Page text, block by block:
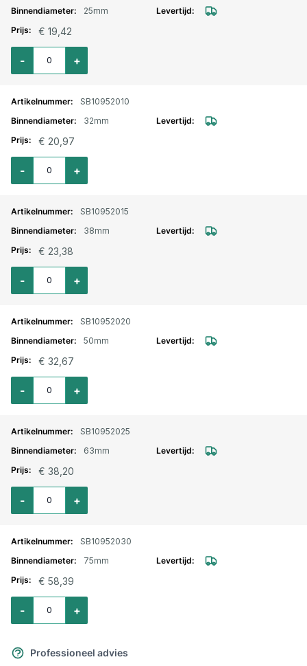
25mm
€ 19,42
Aantal voor Olie zuig/persslang 10 bar 25mm
+
-
SB10952010
32mm
€ 20,97
Aantal voor Olie zuig/persslang 10 bar 32mm
+
-
SB10952015
38mm
€ 23,38
Aantal voor Olie zuig/persslang 10 bar 38mm
+
-
SB10952020
50mm
€ 32,67
Aantal voor Olie zuig/persslang 10 bar 50mm
+
-
SB10952025
63mm
€ 38,20
Aantal voor Olie zuig/persslang 10 bar 63mm
+
-
SB10952030
75mm
€ 58,39
Aantal voor Olie zuig/persslang 10 bar 75mm
+
-
Professioneel advies